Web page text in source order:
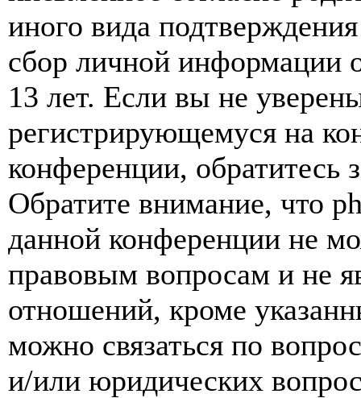
иного вида
сбор личной информации
13 лет. Если вы не
регистрирующемуся на
конференции, обратитесь
Обратите внимание, что
данной конференции не
правовым вопросам и не
отношений, кроме
можно связаться по
и/или юридических